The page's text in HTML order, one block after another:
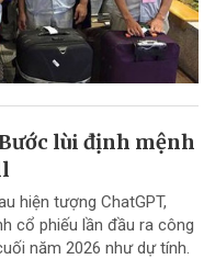
lùi định mệnh
hiện tượng ChatGPT,
cổ phiếu lần đầu ra công
năm 2026 như dự tính.